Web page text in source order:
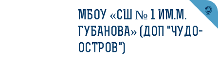
МБОУ «СШ № 1 ИМ.М.
ГУБАНОВА» (ДОП "ЧУДО-
ОСТРОВ")